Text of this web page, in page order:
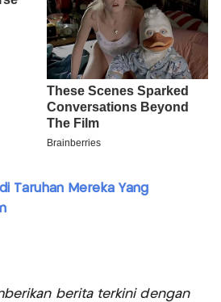
Taruhan Mereka Yang
berita terkini dengan